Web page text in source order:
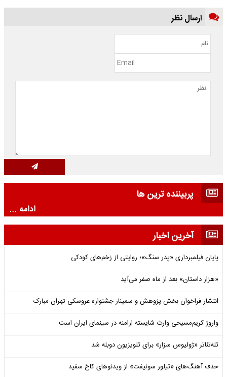
ارسال نظر
پربیننده ترین ها
ادامه ...
آخرین اخبار
پایان فیلمبرداری «پدر سنگ»؛ روایتی از زخم‌های کودکی
«هزار داستان» بعد از ماه صفر می‌آید
انتشار فراخوان بخش پژوهش و سمینار جشنواره عروسکی تهران-مبارک
واروژ کریم‌مسیحی وارث شایسته ارامنه در سینمای ایران است
تله‌تئاتر «ژولیوس سزار» برای تلویزیون دوبله شد
حذف آهنگ‌های «تیلور سوئیفت» از ویدئوهای کاخ سفید